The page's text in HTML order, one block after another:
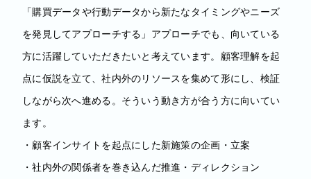
「購買データや行動データから新たなタイミングやニーズ
を発見してアプローチする」アプローチでも、向いている
方に活躍していただきたいと考えています。顧客理解を起
点に仮説を立て、社内外のリソースを集めて形にし、検証
しながら次へ進める。そういう動き方が合う方に向いてい
ます。
・顧客インサイトを起点にした新施策の企画・立案
・社内外の関係者を巻き込んだ推進・ディレクション